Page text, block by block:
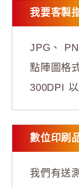
我要客製
JPG、
點陣圖格
300DPI 以
數位印刷
我們有送